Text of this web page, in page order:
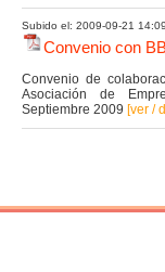
Subido el: 2009-09-21
Convenio con
Convenio de
Asociación de
Septiembre 2009 [ver /